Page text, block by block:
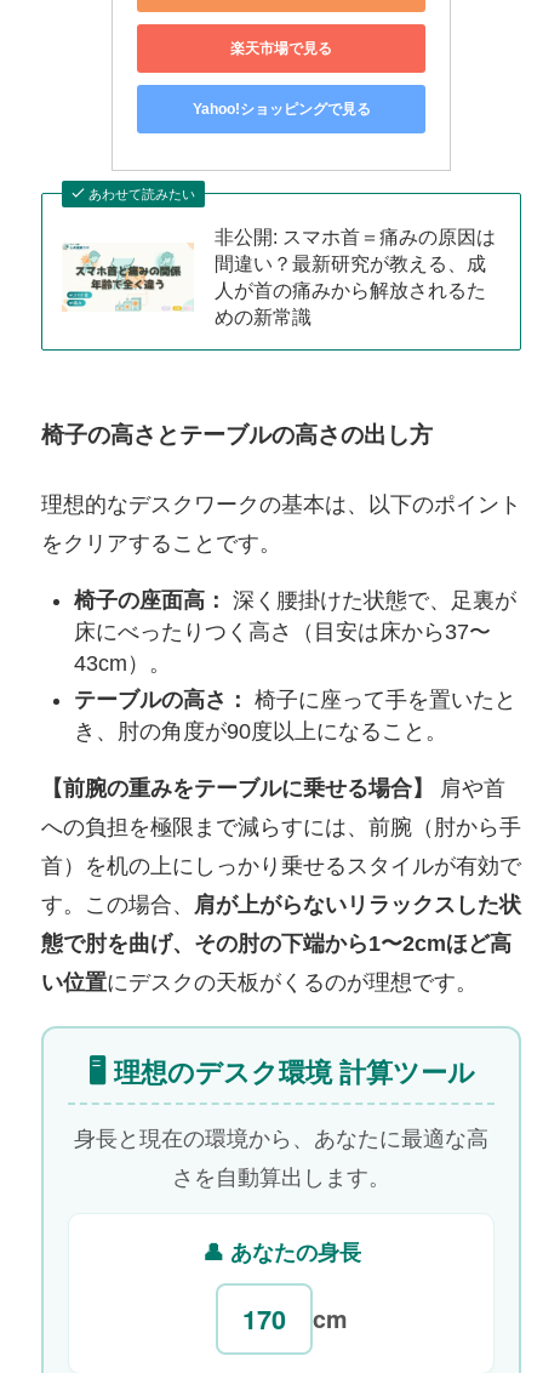
楽天市場で見る
Yahoo!ショッピングで見る
あわせて読みたい
非公開: スマホ首＝痛みの原因は
間違い？最新研究が教える、成
人が首の痛みから解放されるた
めの新常識
椅子の高さとテーブルの高さの出し方
理想的なデスクワークの基本は、以下のポイント
をクリアすることです。
椅子の座面高： 深く腰掛けた状態で、足裏が
床にべったりつく高さ（目安は床から37〜
43cm）。
テーブルの高さ： 椅子に座って手を置いたと
き、肘の角度が90度以上になること。
【前腕の重みをテーブルに乗せる場合】
肩や首
への負担を極限まで減らすには、前腕（肘から手
首）を机の上にしっかり乗せるスタイルが有効で
す。この場合、 肩が上がらないリラックスした状
態で肘を曲げ、その肘の下端から1〜2cmほど高
い位置にデスクの天板がくるのが理想です。
🖥️ 理想のデスク環境 計算ツール
身長と現在の環境から、あなたに最適な高
さを自動算出します。
👤 あなたの身長
cm